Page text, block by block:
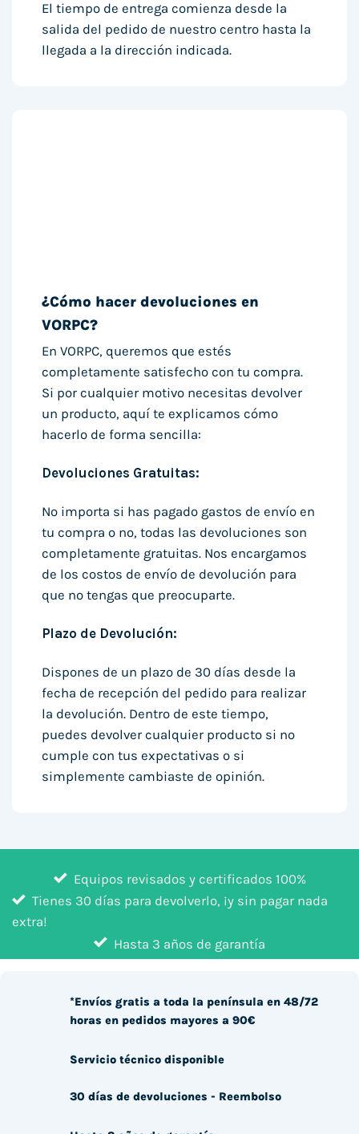
El tiempo de entrega comienza desde la
salida del pedido de nuestro centro hasta la
llegada a la dirección indicada.
¿Cómo hacer devoluciones en
VORPC?
En VORPC, queremos que estés
completamente satisfecho con tu compra.
Si por cualquier motivo necesitas devolver
un producto, aquí te explicamos cómo
hacerlo de forma sencilla:
Devoluciones Gratuitas:
No importa si has pagado gastos de envío en
tu compra o no, todas las devoluciones son
completamente gratuitas. Nos encargamos
de los costos de envío de devolución para
que no tengas que preocuparte.
Plazo de Devolución:
Dispones de un plazo de 30 días desde la
fecha de recepción del pedido para realizar
la devolución. Dentro de este tiempo,
puedes devolver cualquier producto si no
cumple con tus expectativas o si
simplemente cambiaste de opinión.
Equipos revisados y certificados 100%
Tienes 30 días para devolverlo, ¡y sin pagar nada
extra!
Hasta 3 años de garantía
*Envíos gratis a toda la península en 48/72
horas en pedidos mayores a 90€
Servicio técnico disponible
30 días de devoluciones - Reembolso